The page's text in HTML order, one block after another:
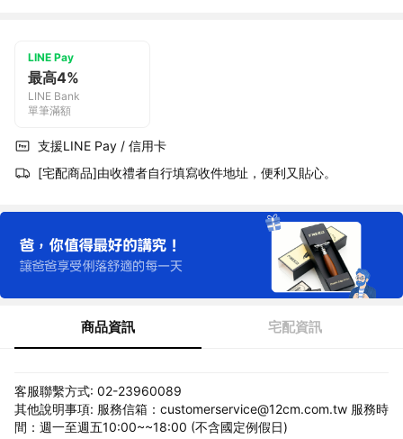
LINE Pay
最高4%
LINE Bank
單筆滿額
支援LINE Pay / 信用卡
[宅配商品]由收禮者自行填寫收件地址，便利又貼心。
商品資訊 宅配資訊
客服聯繫方式: 02-23960089
其他說明事項: 服務信箱：customerservice@12cm.com.tw 服務時
間：週一至週五10:00~~18:00 (不含國定例假日)